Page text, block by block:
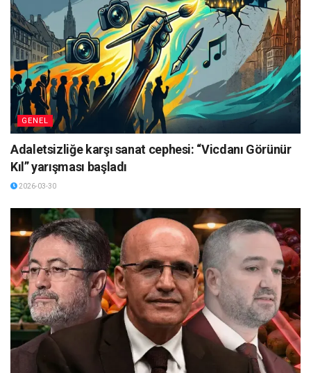
GENEL
Adaletsizliğe karşı sanat cephesi: “Vicdanı Görünür
Kıl” yarışması başladı
2026-03-30